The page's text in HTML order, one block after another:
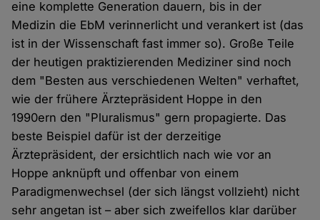
eine komplette Generation dauern, bis in der
Medizin die EbM verinnerlicht und verankert ist (das
ist in der Wissenschaft fast immer so). Große Teile
der heutigen praktizierenden Mediziner sind noch
dem "Besten aus verschiedenen Welten" verhaftet,
wie der frühere Ärztepräsident Hoppe in den
1990ern den "Pluralismus" gern propagierte. Das
beste Beispiel dafür ist der derzeitige
Ärztepräsident, der ersichtlich nach wie vor an
Hoppe anknüpft und offenbar von einem
Paradigmenwechsel (der sich längst vollzieht) nicht
sehr angetan ist – aber sich zweifellos klar darüber